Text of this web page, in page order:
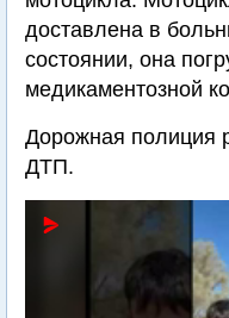
доставлена в
состоянии, она
медикаментозной
Дорожная полиция
ДТП.